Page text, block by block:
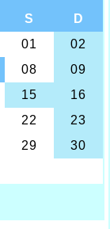
des Foulées
athlètes de
l’aventure du
à
aller
pour la
toute son